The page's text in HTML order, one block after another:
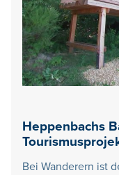
Heppenbachs
Bei Wanderern ist